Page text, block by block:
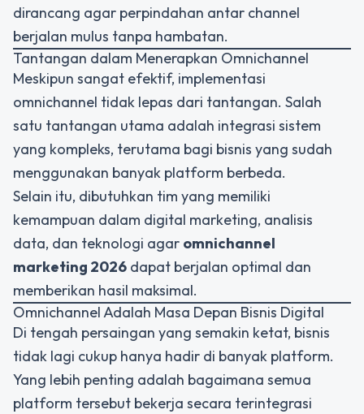
dirancang agar perpindahan antar channel
berjalan mulus tanpa hambatan.
Tantangan dalam Menerapkan Omnichannel
Meskipun sangat efektif, implementasi
omnichannel tidak lepas dari tantangan. Salah
satu tantangan utama adalah integrasi sistem
yang kompleks, terutama bagi bisnis yang sudah
menggunakan banyak platform berbeda.
Selain itu, dibutuhkan tim yang memiliki
kemampuan dalam digital marketing, analisis
data, dan teknologi agar omnichannel
marketing 2026 dapat berjalan optimal dan
memberikan hasil maksimal.
Omnichannel Adalah Masa Depan Bisnis Digital
Di tengah persaingan yang semakin ketat, bisnis
tidak lagi cukup hanya hadir di banyak platform.
Yang lebih penting adalah bagaimana semua
platform tersebut bekerja secara terintegrasi